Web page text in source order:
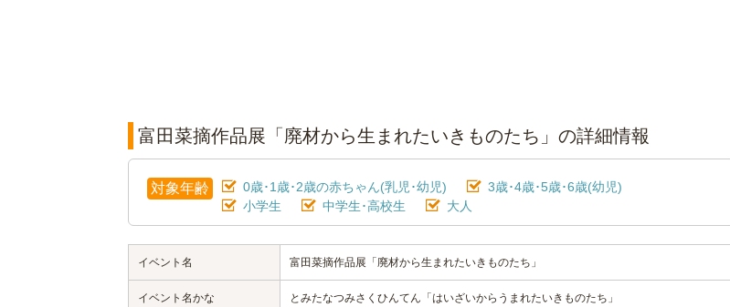
富田菜摘作品展「廃材から生まれたいきものたち」の詳細情報
対象年齢 0歳･1歳･2歳の赤ちゃん(乳児･幼児)
3歳･4歳･5歳･6歳(幼児)
小学生
中学生･高校生 大人
イベント名 富田菜摘作品展「廃材から生まれたいきものたち」
イベント名かな とみたなつみさくひんてん「はいざいからうまれたいきものたち」